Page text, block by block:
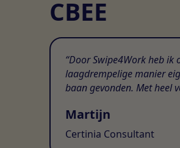
CBEE
Door Swipe4Work heb ik
laagdrempelige manier
baan gevonden. Met heel
Martijn
Certinia Consultant